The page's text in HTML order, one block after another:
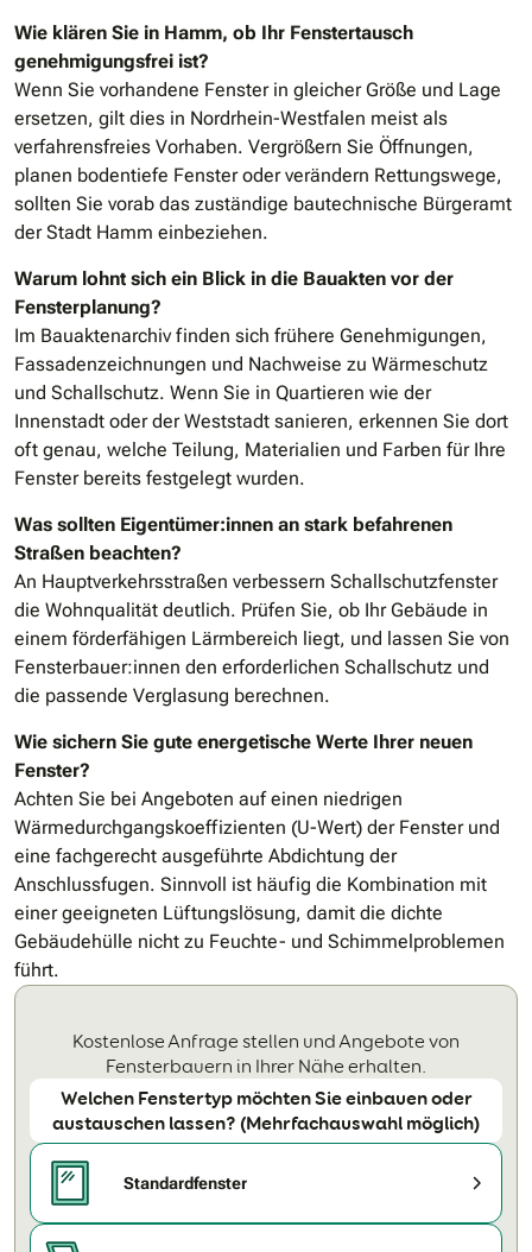
Wie klären Sie in Hamm, ob Ihr Fenstertausch
genehmigungsfrei ist?
Wenn Sie vorhandene Fenster in gleicher Größe und Lage
ersetzen, gilt dies in Nordrhein-Westfalen meist als
verfahrensfreies Vorhaben. Vergrößern Sie Öffnungen,
planen bodentiefe Fenster oder verändern Rettungswege,
sollten Sie vorab das zuständige bautechnische Bürgeramt
der Stadt Hamm einbeziehen.
Warum lohnt sich ein Blick in die Bauakten vor der
Fensterplanung?
Im Bauaktenarchiv finden sich frühere Genehmigungen,
Fassadenzeichnungen und Nachweise zu Wärmeschutz
und Schallschutz. Wenn Sie in Quartieren wie der
Innenstadt oder der Weststadt sanieren, erkennen Sie dort
oft genau, welche Teilung, Materialien und Farben für Ihre
Fenster bereits festgelegt wurden.
Was sollten Eigentümer:innen an stark befahrenen
Straßen beachten?
An Hauptverkehrsstraßen verbessern Schallschutzfenster
die Wohnqualität deutlich. Prüfen Sie, ob Ihr Gebäude in
einem förderfähigen Lärmbereich liegt, und lassen Sie von
Fensterbauer:innen den erforderlichen Schallschutz und
die passende Verglasung berechnen.
Wie sichern Sie gute energetische Werte Ihrer neuen
Fenster?
Achten Sie bei Angeboten auf einen niedrigen
Wärmedurchgangskoeffizienten (U-Wert) der Fenster und
eine fachgerecht ausgeführte Abdichtung der
Anschlussfugen. Sinnvoll ist häufig die Kombination mit
einer geeigneten Lüftungslösung, damit die dichte
Gebäudehülle nicht zu Feuchte- und Schimmelproblemen
führt.
Kostenlose Anfrage stellen und Angebote von
Fensterbauern in Ihrer Nähe erhalten.
Welchen Fenstertyp möchten Sie einbauen oder
austauschen lassen? (Mehrfachauswahl möglich)
Standardfenster